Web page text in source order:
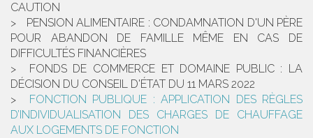
CAUTION
PENSION ALIMENTAIRE : CONDAMNATION D'UN PÈRE
POUR ABANDON DE FAMILLE MÊME EN CAS DE
DIFFICULTÉS FINANCIÈRES
FONDS DE COMMERCE ET DOMAINE PUBLIC : LA
DÉCISION DU CONSEIL D'ÉTAT DU 11 MARS 2022
FONCTION PUBLIQUE : APPLICATION DES RÈGLES
D’INDIVIDUALISATION DES CHARGES DE CHAUFFAGE
AUX LOGEMENTS DE FONCTION